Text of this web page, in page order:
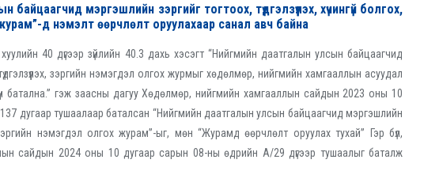
мэргэшлийн зэргийг тогтоох, түдгэлзүүлэх, хүчингүй болгох,
д нэмэлт өөрчлөлт оруулахаар санал авч байна
40 дүгээр зүйлийн 40.3 дахь хэсэгт “Нийгмийн даатгалын улсын байцаагчид
зэргийн нэмэгдэл олгох журмыг хөдөлмөр, нийгмийн хамгааллын асуудал
батална.” гэж заасны дагуу Хөдөлмөр, нийгмийн хамгааллын сайдын 2023 оны 10
дугаар тушаалаар баталсан “Нийгмийн даатгалын улсын байцаагчид мэргэшлийн
зэргийн нэмэгдэл олгох журам”-ыг, мөн “Журамд өөрчлөлт оруулах тухай” Гэр бүл,
сайдын 2024 оны 10 дугаар сарын 08-ны өдрийн А/29 дүгээр тушаалыг баталж